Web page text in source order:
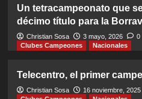
Un tetracampeonato que
décimo título para la
Christian Sosa 3 mayo, 2026
0
Clubes Campeones
Nacionales
Telecentro, el primer
Christian Sosa 16 noviembre, 2025